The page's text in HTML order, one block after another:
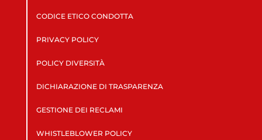
CODICE ETICO CONDOTTA
PRIVACY POLICY
POLICY DIVERSITÀ
DICHIARAZIONE DI TRASPARENZA
GESTIONE DEI RECLAMI
WHISTLEBLOWER POLICY